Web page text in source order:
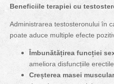
Beneficiile terapiei cu
Administrarea testosteronului în
poate aduce multiple efecte
Îmbunătățirea funcției
ameliora disfuncțiile erectile.
Creșterea masei